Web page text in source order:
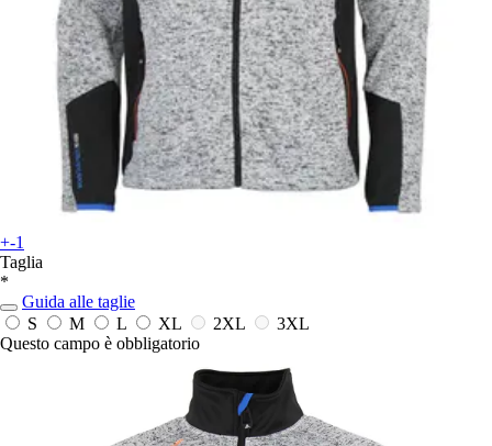
+-1
Taglia
*
Guida alle taglie
S
M L XL 2XL
3XL
Questo campo è obbligatorio